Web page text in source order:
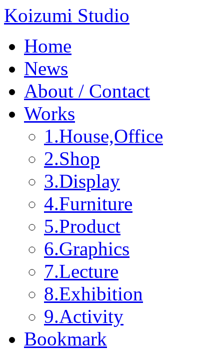
Koizumi Studio
Home
News
About / Contact
Works
1.House,Office
2.Shop
3.Display
4.Furniture
5.Product
6.Graphics
7.Lecture
8.Exhibition
9.Activity
Bookmark